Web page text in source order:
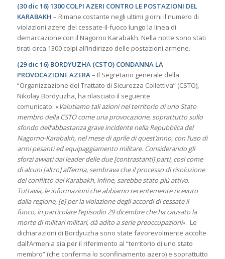
(30 dic 16) 1300 COLPI AZERI CONTRO LE POSTAZIONI DEL
KARABAKH – Rimane costante negli ultimi giorni il numero di
violazioni azere del cessate-il-fuoco lungo la linea di
demarcazione con il Nagorno Karabakh. Nella notte sono stati
tirati circa 1300 colpi all’indirizzo delle postazioni armene.
(29 dic 16) BORDYUZHA (CSTO) CONDANNA LA
PROVOCAZIONE AZERA– Il Segretario generale della
“Organizzazione del Trattato di Sicurezza Collettiva” (CSTO),
Nikolay Bordyuzha, ha rilasciato il seguente
comunicato: «Valutiamo tali azioni nel territorio di uno Stato
membro della CSTO come una provocazione, soprattutto sullo
sfondo dell’abbastanza grave incidente nella Repubblica del
Nagorno-Karabakh, nel mese di aprile di quest’anno, con l’uso di
armi pesanti ed equipaggiamento militare. Considerando gli
sforzi avviati dai leader delle due [contrastanti] parti, così come
di alcuni [altro] afferma, sembrava che il processo di risoluzione
del conflitto del Karabakh, infine, sarebbe stato più attivo.
Tuttavia, le informazioni che abbiamo recentemente ricevuto
dalla regione, [e] per la violazione degli accordi di cessate il
fuoco, in particolare l’episodio 29 dicembre che ha causato la
morte di militari militari, dà adito a serie preoccupazioni». Le
dichiarazioni di Bordyuzha sono state favorevolmente accolte
dall’Armenia sia per il riferimento al “territorio di uno stato
membro” (che conferma lo sconfinamento azero) e soprattutto